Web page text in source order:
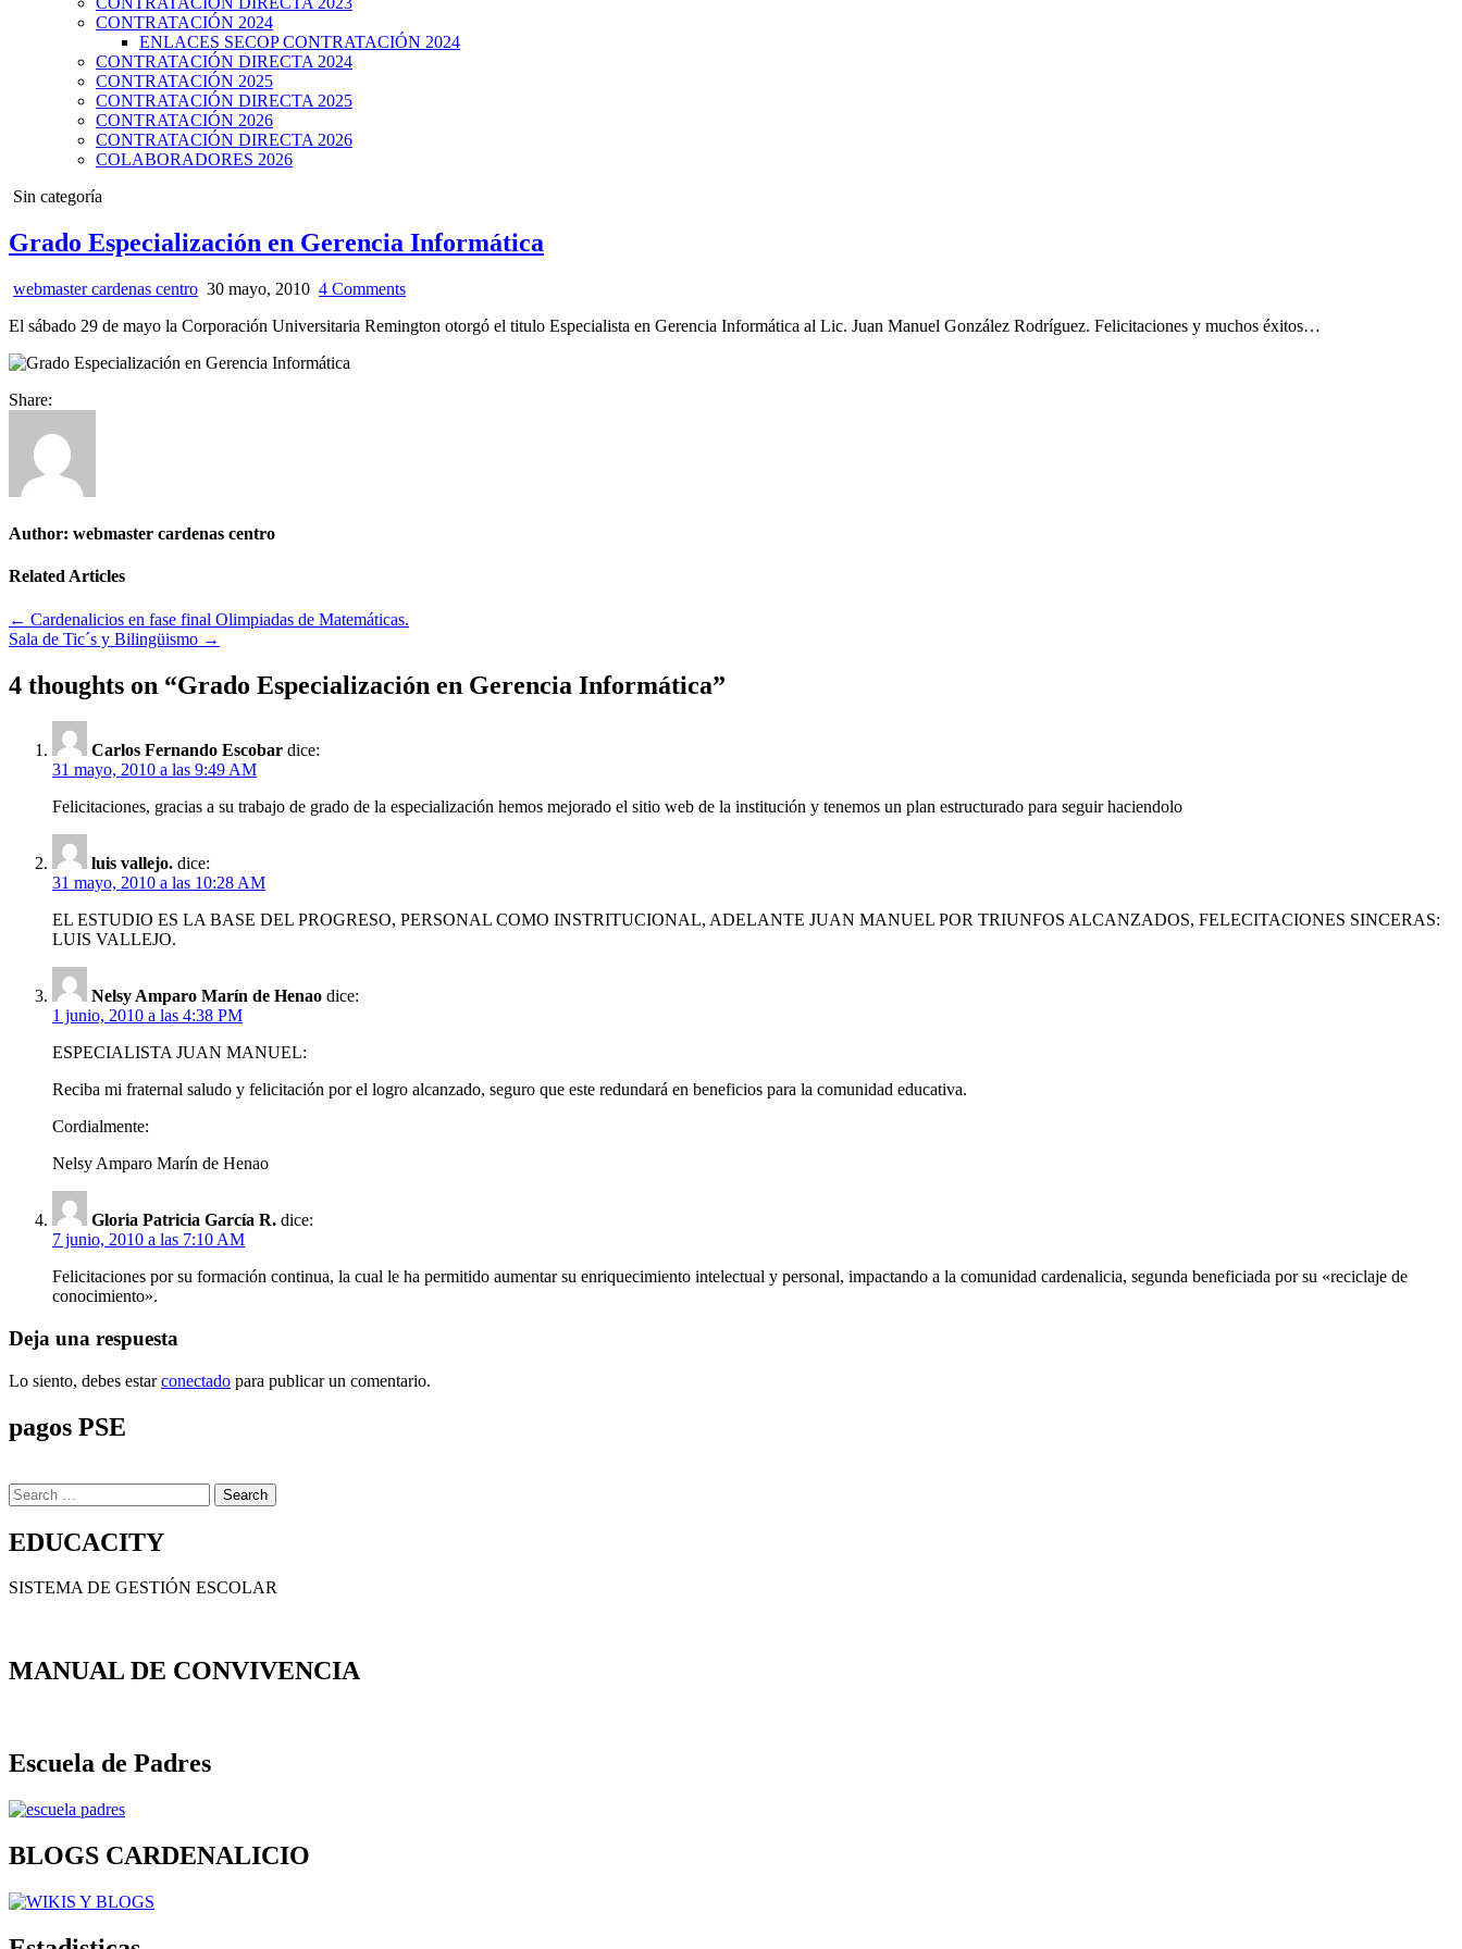
CONTRATACIÓN 2024
ENLACES SECOP CONTRATACIÓN 2024
CONTRATACIÓN DIRECTA 2024
CONTRATACIÓN 2025
CONTRATACIÓN DIRECTA 2025
CONTRATACIÓN 2026
CONTRATACIÓN DIRECTA 2026
COLABORADORES 2026
Posted
Sin categoría
Grado Especialización en Gerencia Informática
webmaster cardenas centro 30 mayo, 2010 4 Comments
El sábado 29 de mayo la Corporación Universitaria Remington otorgó el titulo Especialista en Gerencia Informática al Lic. Juan Manuel González Rodríguez. Felicitaciones y muchos éxitos…
Share:
Author: webmaster cardenas centro
Related Articles
Navegación
de
entradas
← Cardenalicios en fase final Olimpiadas de Matemáticas.
Sala de Tic´s y Bilingüismo →
4 thoughts on “Grado Especialización en Gerencia Informática”
Carlos Fernando Escobar dice:
31 mayo, 2010 a las 9:49 AM
Felicitaciones, gracias a su trabajo de grado de la especialización hemos mejorado el sitio web de la institución y tenemos un plan estructurado para seguir haciendolo
luis vallejo. dice:
31 mayo, 2010 a las 10:28 AM
EL ESTUDIO ES LA BASE DEL PROGRESO, PERSONAL COMO INSTRITUCIONAL, ADELANTE JUAN MANUEL POR TRIUNFOS ALCANZADOS, FELECITACIONES SINCERAS:
LUIS VALLEJO.
Nelsy Amparo Marín de Henao dice:
1 junio, 2010 a las 4:38 PM
ESPECIALISTA JUAN MANUEL:
Reciba mi fraternal saludo y felicitación por el logro alcanzado, seguro que este redundará en beneficios para la comunidad educativa.
Cordialmente:
Nelsy Amparo Marín de Henao
Gloria Patricia García R. dice:
7 junio, 2010 a las 7:10 AM
Felicitaciones por su formación continua, la cual le ha permitido aumentar su enriquecimiento intelectual y personal, impactando a la comunidad cardenalicia, segunda beneficiada por su «reciclaje de
conocimiento».
Deja una respuesta
Lo siento, debes estarconectado para publicar un comentario.
pagos PSE
Search
for:
EDUCACITY
SISTEMA DE GESTIÓN ESCOLAR
MANUAL DE CONVIVENCIA
Escuela de Padres
BLOGS CARDENALICIO